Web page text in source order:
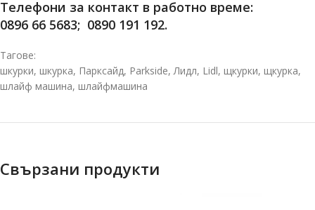
Телефони за контакт в работно време:
0896 66 5683; 0890 191 192.
Тагове:
шкурки, шкурка, Парксайд, Parkside, Лидл, Lidl, щкурки, щкурка,
шлайф машина, шлайфмашина
Свързани продукти